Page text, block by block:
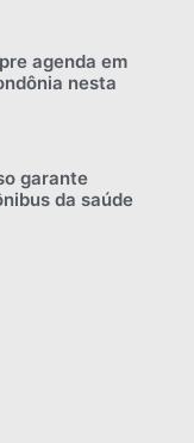
agenda em
nesta
garante
da saúde